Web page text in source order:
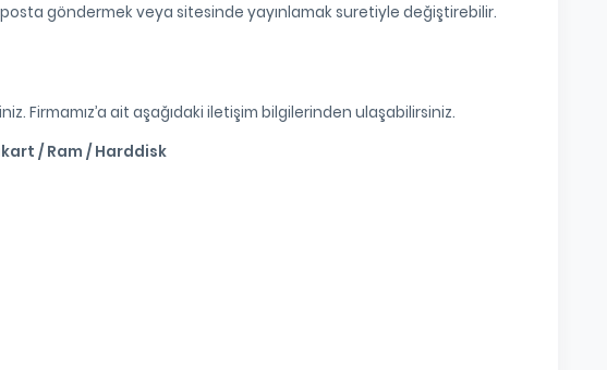
posta göndermek veya sitesinde yayınlamak suretiyle değiştirebilir.
Firmamız’a ait aşağıdaki iletişim bilgilerinden ulaşabilirsiniz.
/ Ram / Harddisk